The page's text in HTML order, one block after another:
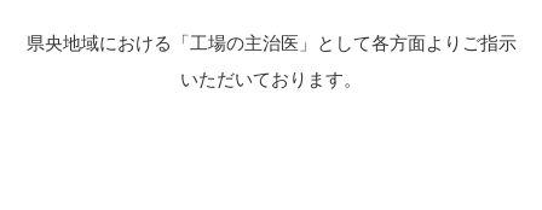
県央地域における「工場の主治医」として各方面よりご指示
いただいております。